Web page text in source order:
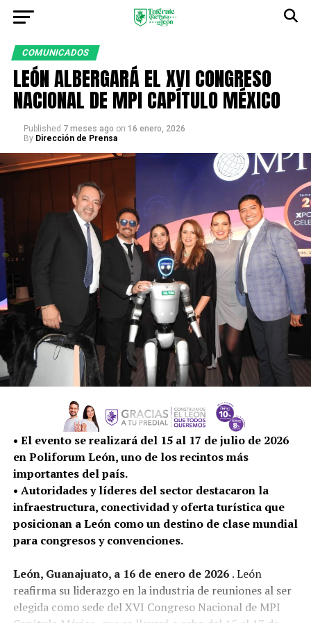
COMUNICADOS
LEÓN ALBERGARÁ EL XVI CONGRESO
NACIONAL DE MPI CAPÍTULO MÉXICO
Published 7 meses ago on 16 enero, 2026
By Dirección de Prensa
• El evento se realizará del 15 al 17 de julio de 2026
en Poliforum León, uno de los recintos más
importantes del país.
• Autoridades y líderes del sector destacaron la
infraestructura, conectividad y oferta turística que
posicionan a León como un destino de clase mundial
para congresos y convenciones.
León, Guanajuato, a 16 de enero de 2026 . León
reafirma su liderazgo en la industria de reuniones al ser
elegida como sede del XVI Congreso Nacional de MPI